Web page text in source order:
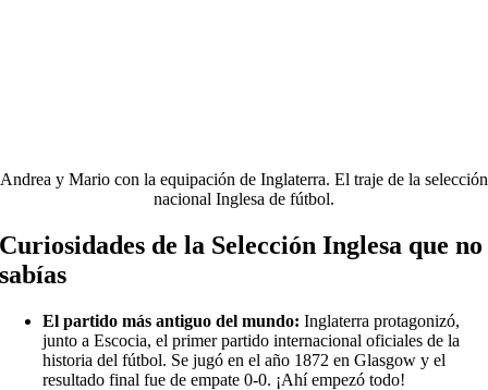
Andrea y Mario con la equipación de Inglaterra. El traje de la selección
nacional Inglesa de fútbol.
Curiosidades de la Selección Inglesa que no
sabías
El partido más antiguo del mundo: Inglaterra protagonizó,
junto a Escocia, el primer partido internacional oficiales de la
historia del fútbol. Se jugó en el año 1872 en Glasgow y el
resultado final fue de empate 0-0. ¡Ahí empezó todo!